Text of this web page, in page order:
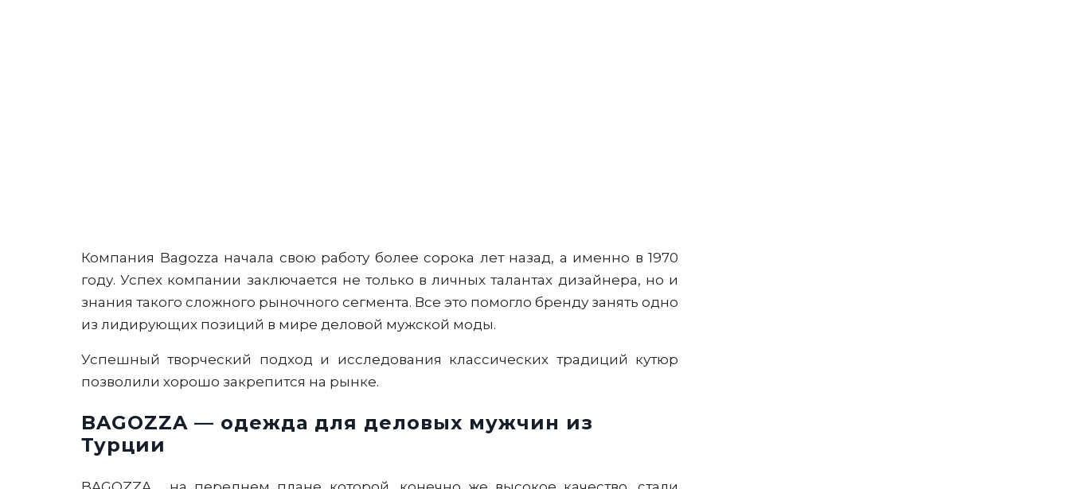
Компания Bagozza начала свою работу более сорока лет назад, а именно в 1970
году. Успех компании заключается не только в личных талантах дизайнера, но и
знания такого сложного рыночного сегмента. Все это помогло бренду занять одно
из лидирующих позиций в мире деловой мужской моды.
Успешный творческий подход и исследования классических традиций кутюр
позволили хорошо закрепится на рынке.
BAGOZZA — одежда для деловых мужчин из
Турции